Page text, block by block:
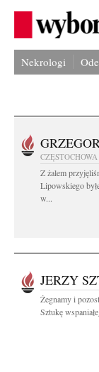
Nekrologi
CZĘSTOCHOWA
Z żalem
Lipowskiego
w...
JERZY
Żegnamy i
Sztukę